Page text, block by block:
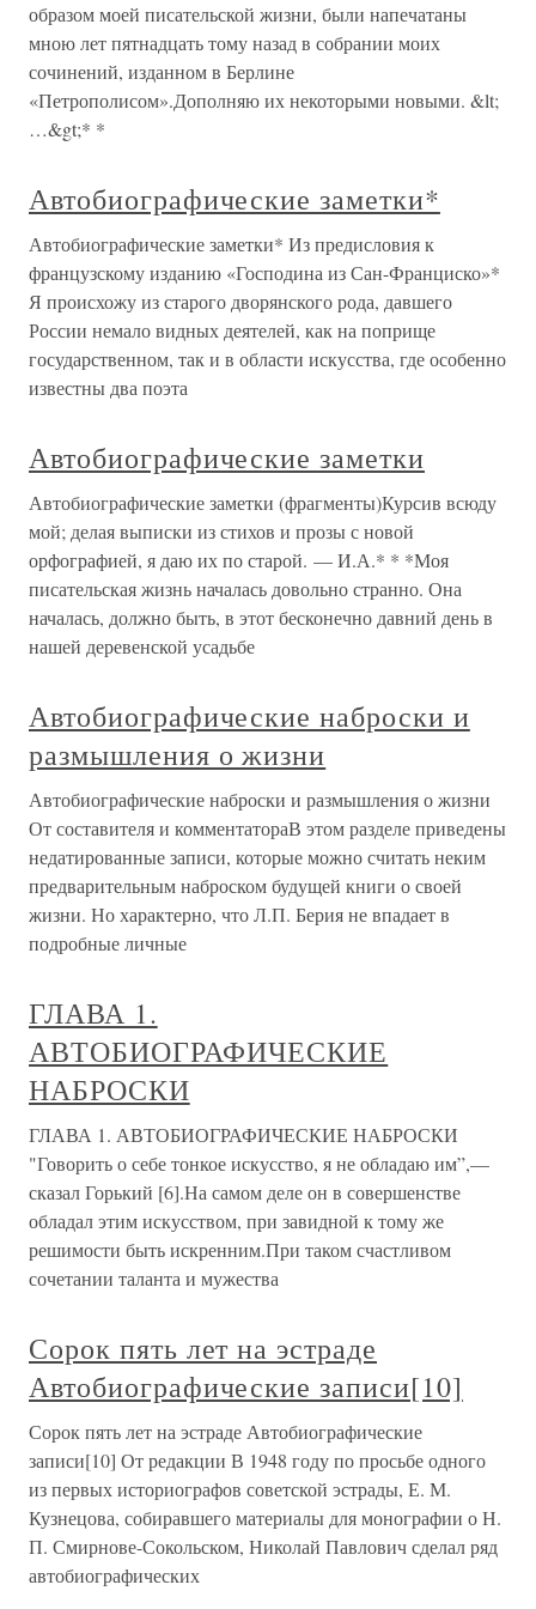
образом моей писательской жизни, были напечатаны
мною лет пятнадцать тому назад в собрании моих
сочинений, изданном в Берлине
«Петрополисом».Дополняю их некоторыми новыми. &lt;
…&gt;* *
Автобиографические заметки*
Автобиографические заметки* Из предисловия к
французскому изданию «Господина из Сан-Франциско»*
Я происхожу из старого дворянского рода, давшего
России немало видных деятелей, как на поприще
государственном, так и в области искусства, где особенно
известны два поэта
Автобиографические заметки
Автобиографические заметки (фрагменты)Курсив всюду
мой; делая выписки из стихов и прозы с новой
орфографией, я даю их по старой. — И.А.* * *Моя
писательская жизнь началась довольно странно. Она
началась, должно быть, в этот бесконечно давний день в
нашей деревенской усадьбе
Автобиографические наброски и
размышления о жизни
Автобиографические наброски и размышления о жизни
От составителя и комментатораВ этом разделе приведены
недатированные записи, которые можно считать неким
предварительным наброском будущей книги о своей
жизни. Но характерно, что Л.П. Берия не впадает в
подробные личные
ГЛАВА 1.
АВТОБИОГРАФИЧЕСКИЕ
НАБРОСКИ
ГЛАВА 1. АВТОБИОГРАФИЧЕСКИЕ НАБРОСКИ
"Говорить о себе тонкое искусство, я не обладаю им”,—
сказал Горький [6].На самом деле он в совершенстве
обладал этим искусством, при завидной к тому же
решимости быть искренним.При таком счастливом
сочетании таланта и мужества
Сорок пять лет на эстраде
Автобиографические записи[10]
Сорок пять лет на эстраде Автобиографические
записи[10] От редакции В 1948 году по просьбе одного
из первых историографов советской эстрады, Е. М.
Кузнецова, собиравшего материалы для монографии о Н.
П. Смирнове-Сокольском, Николай Павлович сделал ряд
автобиографических